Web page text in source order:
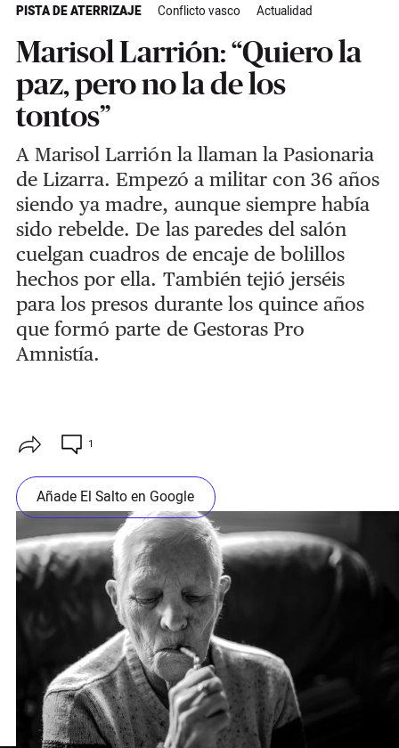
PISTA DE ATERRIZAJE Conflicto vasco Actualidad
Marisol Larrión: “Quiero la
paz, pero no la de los
tontos”
A Marisol Larrión la llaman la Pasionaria
de Lizarra. Empezó a militar con 36 años
siendo ya madre, aunque siempre había
sido rebelde. De las paredes del salón
cuelgan cuadros de encaje de bolillos
hechos por ella. También tejió jerséis
para los presos durante los quince años
que formó parte de Gestoras Pro
Amnistía.
1
Añade El Salto en Google